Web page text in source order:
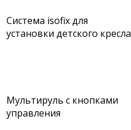
Система isofix для
установки детского кресла
Мультируль с кнопками
управления